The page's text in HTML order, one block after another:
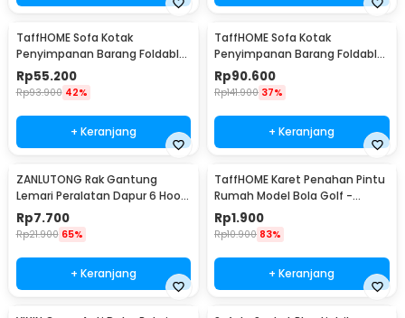
TaffHOME Sofa Kotak
Penyimpanan Barang Foldable
Storage Box 30x30x30cm - L170
Rp55.200
Rp93.900 42%
+ Keranjang
TaffHOME Sofa Kotak
Penyimpanan Barang Foldable
Storage Box 48x30x30cm - L170
Rp90.600
Rp141.900 37%
+ Keranjang
ZANLUTONG Rak Gantung
Lemari Peralatan Dapur 6 Hook
Besi - 2137
Rp7.700
Rp21.900 65%
+ Keranjang
TaffHOME Karet Penahan Pintu
Rumah Model Bola Golf -
HDS209
Rp1.900
Rp10.900 83%
+ Keranjang